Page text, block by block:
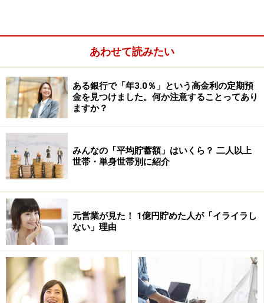
お金がない人ほどよく食べる物とは？
あわせて読みたい
ある銀行で「年3.0％」という高金利の定期預
金を見つけました。何か注意することってあり
ますか？
みんなの「平均貯蓄額」はいくら？ 二人以上
世帯・単身世帯別に紹介
元営業が見た！ 1億円貯めた人が「イライラし
ない」理由